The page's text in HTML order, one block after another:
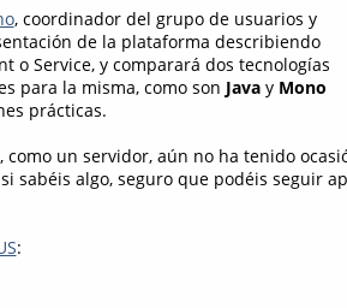
, coordinador del grupo de usuarios y
de la plataforma describiendo
o Service, y comparará dos tecnologías
para la misma, como son Javay Mono
prácticas.
un servidor, aún no ha tenido
sabéis algo, seguro que podéis seguir
: